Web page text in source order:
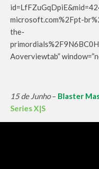
microsoft.com%2Fpt-
the-
Aoverviewtab”
15 de Junho– Blaster
Series X|S